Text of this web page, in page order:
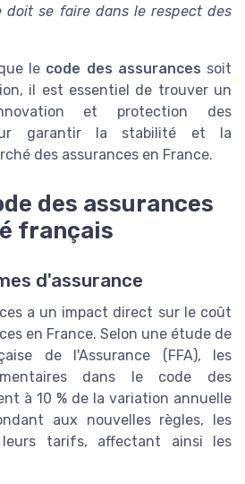
doit se faire dans le respect des
le code des assurances soit
il est essentiel de trouver un
et protection des
garantir la stabilité et la
des assurances en France.
des assurances
français
d'assurance
a un impact direct sur le coût
en France. Selon une étude de
de l'Assurance (FFA), les
dans le code des
à 10 % de la variation annuelle
aux nouvelles règles, les
leurs tarifs, affectant ainsi les